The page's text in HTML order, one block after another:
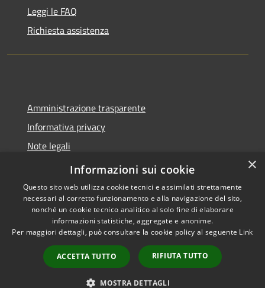
Leggi le FAQ
Richiesta assistenza
Amministrazione trasparente
Informativa privacy
Note legali
Dichiarazione di accessibilità
Accessibilità
Copyright © 2026 • Comune di
Santa Lucia di Piave • Powered
byMunicipium
Accesso
redazione
×
Informazioni sui cookie
Questo sito web utilizza cookie tecnici e assimilati strettamente
necessari al corretto funzionamento e alla navigazione del sito,
nonché un cookie tecnico analitico al solo fine di elaborare
informazioni statistiche, aggregate e anonime.
Per maggiori dettagli, può consultare la cookie policy al seguente Link
ACCETTA TUTTO RIFIUTA TUTTO
MOSTRA DETTAGLI